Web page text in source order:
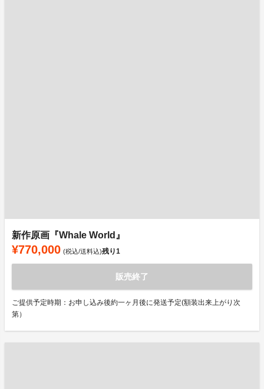
新作原画『Whale World』
¥770,000 (税込/送料込)残り1
販売終了
ご提供予定時期：お申し込み後約一ヶ月後に発送予定(額装出来上がり次
第）